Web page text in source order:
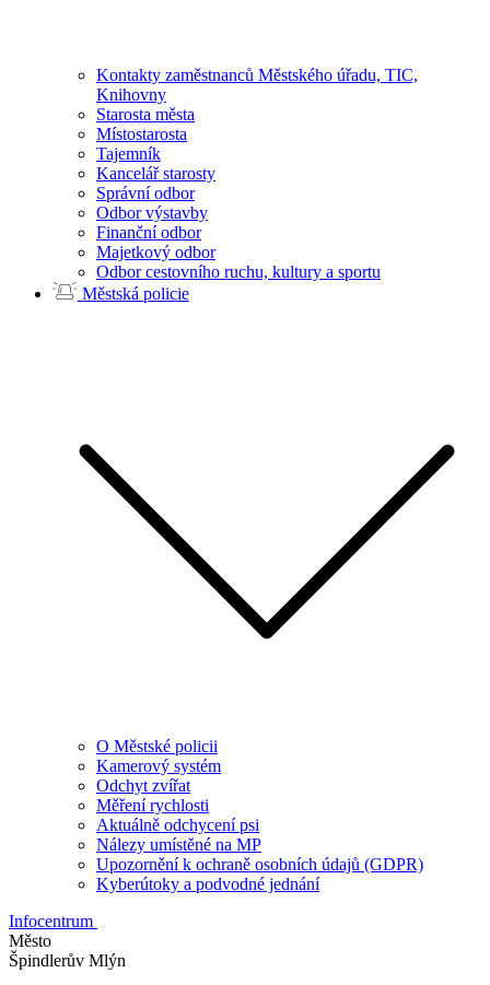
Kontakty zaměstnanců Městského úřadu, TIC,
Knihovny
Starosta města
Místostarosta
Tajemník
Kancelář starosty
Správní odbor
Odbor výstavby
Finanční odbor
Majetkový odbor
Odbor cestovního ruchu, kultury a sportu
Městská policie
O Městské policii
Kamerový systém
Odchyt zvířat
Měření rychlosti
Aktuálně odchycení psi
Nálezy umístěné na MP
Upozornění k ochraně osobních údajů (GDPR)
Kyberútoky a podvodné jednání
Infocentrum
Město
Špindlerův Mlýn